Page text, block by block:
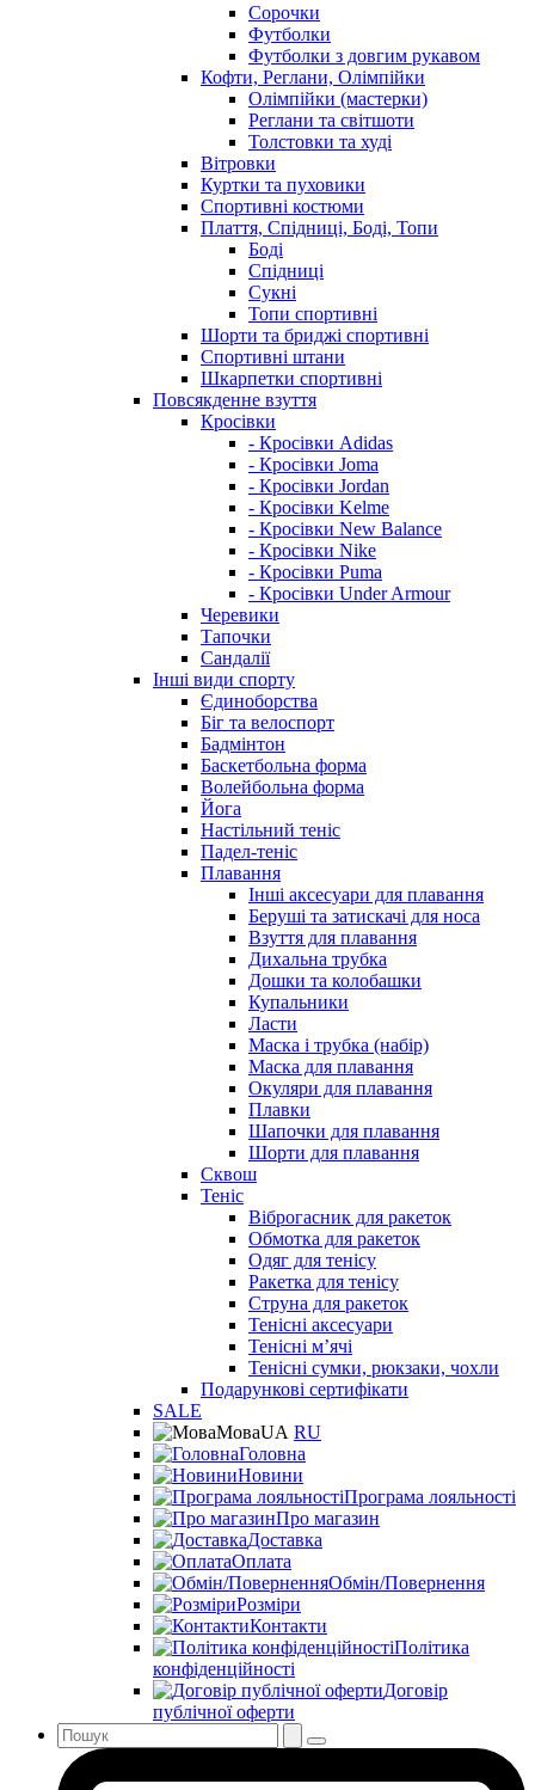
Сорочки
Футболки
Футболки з довгим рукавом
Кофти, Реглани, Олімпійки
Олімпійки (мастерки)
Реглани та світшоти
Толстовки та худі
Вітровки
Куртки та пуховики
Спортивні костюми
Плаття, Спідниці, Боді, Топи
Боді
Спідниці
Сукні
Топи спортивні
Шорти та бриджі спортивні
Спортивні штани
Шкарпетки спортивні
Повсякденне взуття
Кросівки
- Кросівки Adidas
- Кросівки Joma
- Кросівки Jordan
- Кросівки Kelme
- Кросівки New Balance
- Кросівки Nike
- Кросівки Puma
- Кросівки Under Armour
Черевики
Тапочки
Сандалії
Інші види спорту
Єдиноборства
Біг та велоспорт
Бадмінтон
Баскетбольна форма
Волейбольна форма
Йога
Настільний теніс
Падел-теніс
Плавання
Інші аксесуари для плавання
Беруші та затискачі для носа
Взуття для плавання
Дихальна трубка
Дошки та колобашки
Купальники
Ласти
Маска і трубка (набір)
Маска для плавання
Окуляри для плавання
Плавки
Шапочки для плавання
Шорти для плавання
Сквош
Теніс
Віброгасник для ракеток
Обмотка для ракеток
Одяг для тенісу
Ракетка для тенісу
Струна для ракеток
Тенісні аксесуари
Тенісні мʼячі
Тенісні сумки, рюкзаки, чохли
Подарункові сертифікати
SALE
МоваUA RU
Головна
Новини
Програма лояльності
Про магазин
Доставка
Оплата
Обмін/Повернення
Розміри
Контакти
Політика
конфіденційності
Договір
публічної оферти